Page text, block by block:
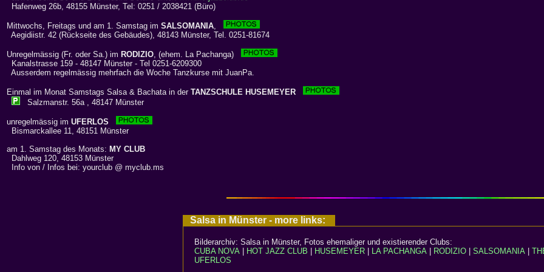
Hafenweg 26b, 48155 Münster, Tel: 0251 / 2038421 (Büro)
Mittwochs, Freitags und am 1. Samstag im SALSOMANIA,
Aegidiistr. 42 (Rückseite des Gebäudes), 48143 Münster, Tel. 0251-81674
Unregelmässig (Fr. oder Sa.) im RODIZIO, (ehem. La Pachanga)
Kanalstrasse 159 - 48147 Münster - Tel 0251-6209300
Ausserdem regelmässig mehrfach die Woche Tanzkurse mit JuanPa.
Einmal im Monat Samstags Salsa & Bachata in der TANZSCHULE HUSEMEYER
Salzmanstr. 56a , 48147 Münster
unregelmässig im UFERLOS
Bismarckallee 11, 48151 Münster
am 1. Samstag des Monats: MY CLUB
Dahlweg 120, 48153 Münster
Info von / Infos bei: yourclub @ myclub.ms
Salsa in Münster - more links:
Bilderarchiv: Salsa in Münster, Fotos ehemaliger und existierender Clubs:
CUBA NOVA
HOT JAZZ CLUB HUSEMEYER LA PACHANGA RODIZIO SALSOMANIA
UFERLOS